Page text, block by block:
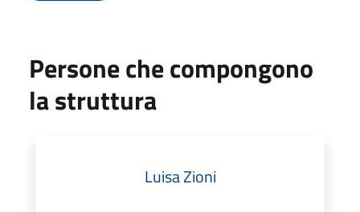
Persone che compongono
la struttura
Luisa Zioni